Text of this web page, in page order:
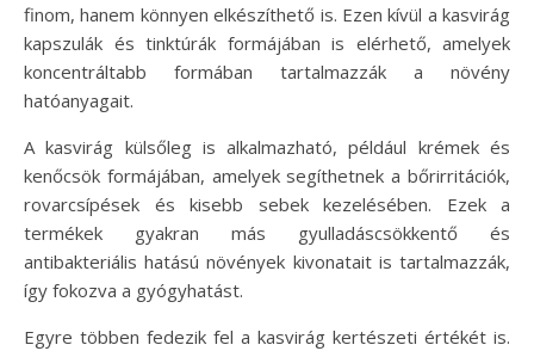
finom, hanem könnyen elkészíthető is. Ezen kívül a kasvirág
kapszulák és tinktúrák formájában is elérhető, amelyek
koncentráltabb formában tartalmazzák a növény
hatóanyagait.
A kasvirág külsőleg is alkalmazható, például krémek és
kenőcsök formájában, amelyek segíthetnek a bőrirritációk,
rovarcsípések és kisebb sebek kezelésében. Ezek a
termékek gyakran más gyulladáscsökkentő és
antibakteriális hatású növények kivonatait is tartalmazzák,
így fokozva a gyógyhatást.
Egyre többen fedezik fel a kasvirág kertészeti értékét is.